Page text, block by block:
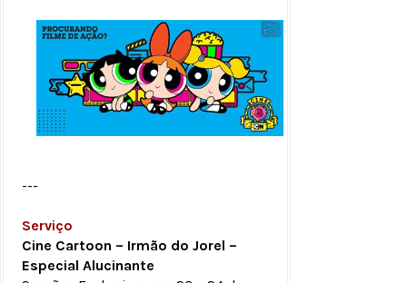
---
Serviço
Cine Cartoon – Irmão do Jorel –
Especial Alucinante